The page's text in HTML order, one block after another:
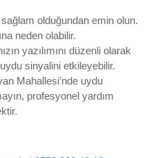
sağlam olduğundan emin olun.
neden olabilir.
yazılımını düzenli olarak
sinyalini etkileyebilir.
Mahallesi’nde uydu
profesyonel yardım